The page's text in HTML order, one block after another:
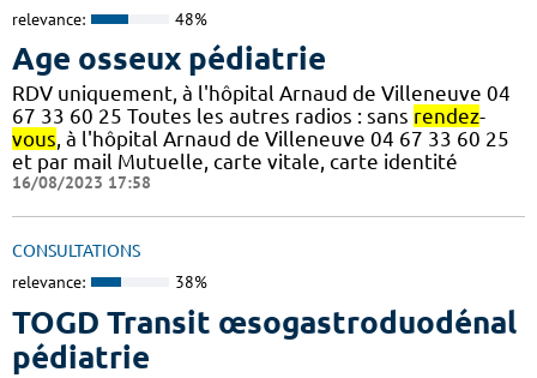
relevance: 48%
Age osseux pédiatrie
RDV uniquement, à l'hôpital Arnaud de Villeneuve 04
67 33 60 25 Toutes les autres radios : sans rendez-
vous, à l'hôpital Arnaud de Villeneuve 04 67 33 60 25
et par mail Mutuelle, carte vitale, carte identité
16/08/2023 17:58
CONSULTATIONS
relevance: 38%
TOGD Transit œsogastroduodénal
pédiatrie